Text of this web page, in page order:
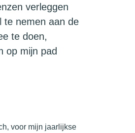
verleggen
te nemen aan de
te doen,
op mijn pad
voor mijn jaarlijkse